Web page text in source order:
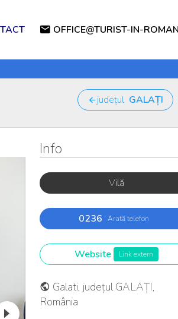
OFFICE@TURIST-IN-
județul GALAȚI
Info
Vilă
0236 Arată telefon
Website Link extern
Galati, județul GALAȚI,
România